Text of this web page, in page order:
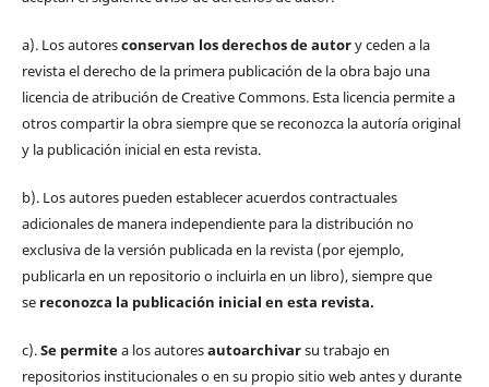
a). Los autoresconservan los derechos de autory ceden a la
revista el derecho de la primera publicación de la obra bajo una
licencia de atribución de Creative Commons. Esta licencia permite a
otros compartir la obra siempre que se reconozca la autoría original
y la publicación inicial en esta revista.
b). Los autores pueden establecer acuerdos contractuales
adicionales de manera independiente para la distribución no
exclusiva de la versión publicada en la revista (por ejemplo,
publicarla en un repositorio o incluirla en un libro), siempre que
sereconozca la publicación inicial en esta revista.
c).Se permitea los autoresautoarchivarsu trabajo en
repositorios institucionales o en su propio sitio web antes y durante